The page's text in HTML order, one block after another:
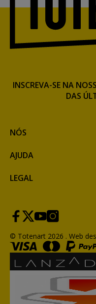
NÓS
AJUDA
LEGAL
INSCREVA-SE NA
DAS
© Totenart 2026 . Web